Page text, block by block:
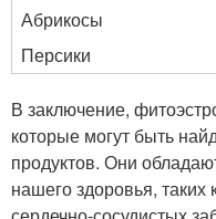
Абрикосы
Персики
В заключение,
которые могут быть
продуктов. Они
нашего здоровья, таких